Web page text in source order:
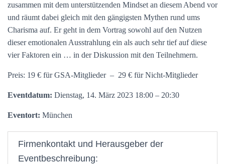
zusammen mit dem unterstützenden Mindset an diesem Abend vor
und räumt dabei gleich mit den gängigsten Mythen rund ums
Charisma auf. Er geht in dem Vortrag sowohl auf den Nutzen
dieser emotionalen Ausstrahlung ein als auch sehr tief auf diese
vier Faktoren ein … in der Diskussion mit den Teilnehmern.
Preis: 19 € für GSA-Mitglieder – 29 € für Nicht-Mitglieder
Eventdatum: Dienstag, 14. März 2023 18:00 – 20:30
Eventort: München
Firmenkontakt und Herausgeber der
Eventbeschreibung: